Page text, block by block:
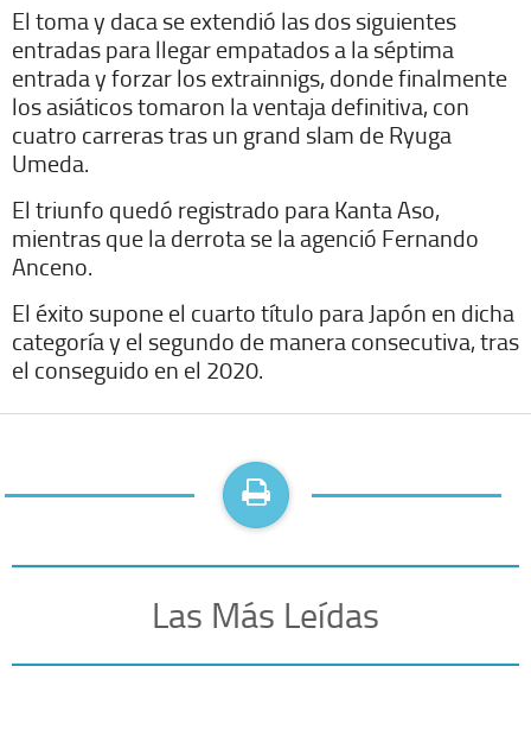
El toma y daca se extendió las dos siguientes
entradas para llegar empatados a la séptima
entrada y forzar los extrainnigs, donde finalmente
los asiáticos tomaron la ventaja definitiva, con
cuatro carreras tras un grand slam de Ryuga
Umeda.
El triunfo quedó registrado para Kanta Aso,
mientras que la derrota se la agenció Fernando
Anceno.
El éxito supone el cuarto título para Japón en dicha
categoría y el segundo de manera consecutiva, tras
el conseguido en el 2020.
Las Más Leídas